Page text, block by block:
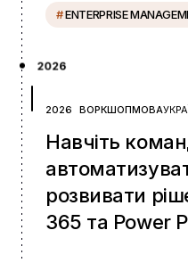
#ENTERPRISE
2026
2026 ВОРКШОПМОВА
Навчіть
розвивати
365 та Power